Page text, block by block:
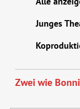
Junges
Zwei wie